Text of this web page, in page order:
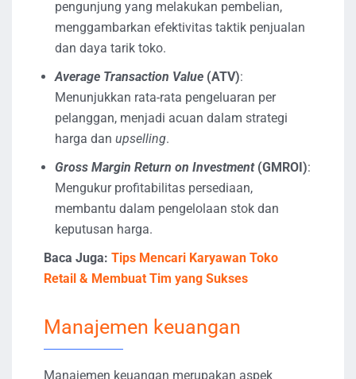
pengunjung yang melakukan pembelian,
menggambarkan efektivitas taktik penjualan
dan daya tarik toko.
Average Transaction Value (ATV):
Menunjukkan rata-rata pengeluaran per
pelanggan, menjadi acuan dalam strategi
harga dan upselling.
Gross Margin Return on Investment(GMROI):
Mengukur profitabilitas persediaan,
membantu dalam pengelolaan stok dan
keputusan harga.
Baca Juga: Tips Mencari Karyawan Toko
Retail & Membuat Tim yang Sukses
Manajemen keuangan
Manajemen keuangan merupakan aspek